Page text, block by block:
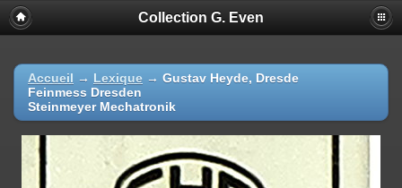
Collection G. Even
Accueil → Lexique → Gustav Heyde, Dresde
Feinmess Dresden
Steinmeyer Mechatronik